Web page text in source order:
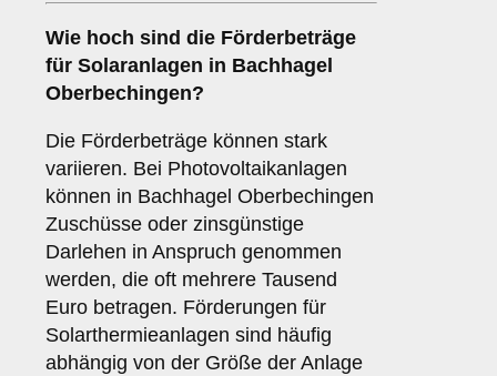
Wie hoch sind die Förderbeträge
für Solaranlagen in Bachhagel
Oberbechingen?
Die Förderbeträge können stark
variieren. Bei Photovoltaikanlagen
können in Bachhagel Oberbechingen
Zuschüsse oder zinsgünstige
Darlehen in Anspruch genommen
werden, die oft mehrere Tausend
Euro betragen. Förderungen für
Solarthermieanlagen sind häufig
abhängig von der Größe der Anlage